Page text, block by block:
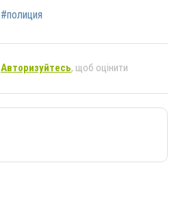
#полиция
Авторизуйтесь, щоб оцінити